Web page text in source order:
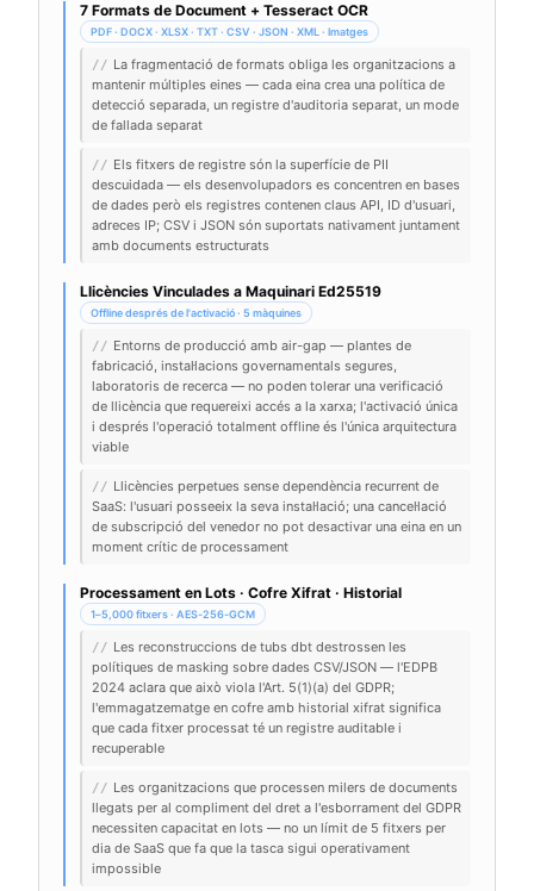
7 Formats de Document + Tesseract OCR
PDF · DOCX · XLSX · TXT · CSV · JSON · XML · Imatges
// La fragmentació de formats obliga les organitzacions a
mantenir múltiples eines — cada eina crea una política de
detecció separada, un registre d'auditoria separat, un mode
de fallada separat
// Els fitxers de registre són la superfície de PII
descuidada — els desenvolupadors es concentren en bases
de dades però els registres contenen claus API, ID d'usuari,
adreces IP; CSV i JSON són suportats nativament juntament
amb documents estructurats
Llicències Vinculades a Maquinari Ed25519
Offline després de l'activació · 5 màquines
// Entorns de producció amb air-gap — plantes de
fabricació, instal·lacions governamentals segures,
laboratoris de recerca — no poden tolerar una verificació
de llicència que requereixi accés a la xarxa; l'activació única
i després l'operació totalment offline és l'única arquitectura
viable
// Llicències perpetues sense dependència recurrent de
SaaS: l'usuari posseeix la seva instal·lació; una cancel·lació
de subscripció del venedor no pot desactivar una eina en un
moment crític de processament
Processament en Lots · Cofre Xifrat · Historial
1–5,000 fitxers · AES-256-GCM
// Les reconstruccions de tubs dbt destrossen les
polítiques de masking sobre dades CSV/JSON — l'EDPB
2024 aclara que això viola l'Art. 5(1)(a) del GDPR;
l'emmagatzematge en cofre amb historial xifrat significa
que cada fitxer processat té un registre auditable i
recuperable
// Les organitzacions que processen milers de documents
llegats per al compliment del dret a l'esborrament del GDPR
necessiten capacitat en lots — no un límit de 5 fitxers per
dia de SaaS que fa que la tasca sigui operativament
impossible